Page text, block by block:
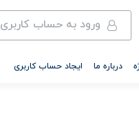
ورود به حساب کاربری
درباره ما ایجاد حساب کاربری